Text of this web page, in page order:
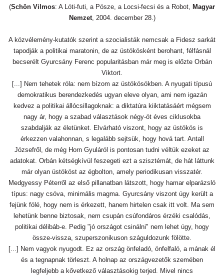
(Schön Vilmos: A Lóti-futi, a Pösze, a Locsi-fecsi és a Robot, Magyar
Nemzet, 2004. december 28.)
A közvélemény-kutatók szerint a szocialisták nemcsak a Fidesz sarkát
tapodják a politikai maratonin, de az üstökösként berohant, félfásnál
becserélt Gyurcsány Ferenc popularitásban már meg is előzte Orbán
Viktort.
[...] Nem tehetek róla: nem bízom az üstökösökben. A nyugati típusú
demokratikus berendezkedés ugyan eleve olyan, ami nem igazán
kedvez a politikai állócsillagoknak: a diktatúra kiiktatásáért mégsem
nagy ár, hogy a szabad választások négy-öt éves ciklusokba
szabdalják az életünket. Elvárható viszont, hogy az üstökös is
érkezzen valahonnan, s legalább sejtsük, hogy hová tart. Antall
Józsefről, de még Horn Gyuláról is pontosan tudni véltük ezeket az
adatokat. Orbán kétségkívül feszegeti ezt a szisztémát, de hát láttunk
már olyan üstököst az égbolton, amely periodikusan visszatér.
Medgyessy Péterről az első pillanatban látszott, hogy hamar elparázsló
típus: nagy csóva, minimális magma. Gyurcsány viszont úgy került a
fejünk fölé, hogy nem is érkezett, hanem hirtelen csak itt volt. Ma sem
lehetünk benne biztosak, nem csupán csúfondáros érzéki csalódás,
politikai délibáb-e. Pedig "jó országot csinálni" nem lehet úgy, hogy
össze-vissza, szuperszonikuson száguldozunk fölötte.
[...] Nem vagyok nyugodt. Ez az ország önfeladó, önfelfaló, a mának él
és a tegnapnak törleszt. A holnap az országvezetők szemében
legfeljebb a kővetkező választásokig terjed. Mivel nincs